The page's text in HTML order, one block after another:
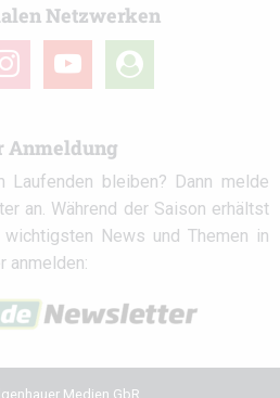
Netzwerken
youtube
user-
circle
Anmeldung
bleiben? Dann melde
an. Während der Saison erhältst
News und Themen in
anmelden:
Medien GbR